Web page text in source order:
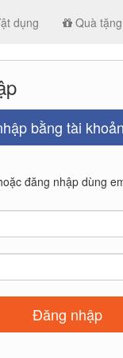
dụng Quà tặng
bằng tài
đăng nhập dùng